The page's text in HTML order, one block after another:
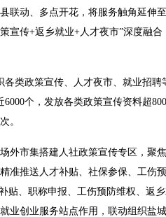
联动、多点开花，将服务触角延伸
宣传+返乡就业+人才夜市”深度融合
类政策宣传、人才夜市、就业招聘
个，发放各类政策宣传资料超
。
市集搭建人社政策宣传专区，聚
准推送人才补贴、社保参保、工伤
贴、职称申报、工伤预防维权、返
业创业服务站点作用，联动组织盐